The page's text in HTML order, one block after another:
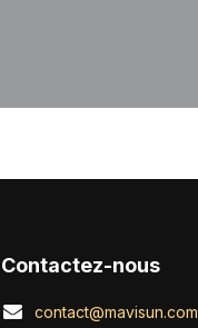
Contactez-nous
contact@mavisun.com